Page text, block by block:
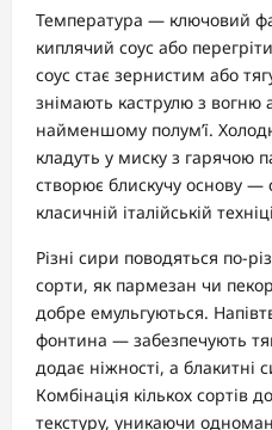
Температура — ключовий
киплячий соус або
соус стає зернистим або
знімають каструлю з
найменшому полум’ї.
кладуть у миску з гарячою
створює блискучу основу —
класичній італійській
Різні сири поводяться по-
сорти, як пармезан чи
добре емульгуються.
фонтина — забезпечують
додає ніжності, а блакитні
Комбінація кількох сортів
текстуру, уникаючи